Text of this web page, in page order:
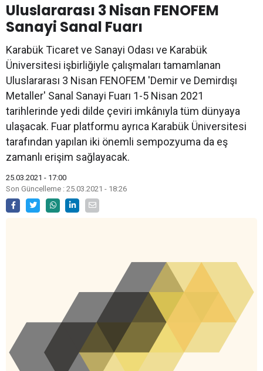
Uluslararası 3 Nisan FENOFEM
Sanayi Sanal Fuarı
Karabük Ticaret ve Sanayi Odası ve Karabük
Üniversitesi işbirliğiyle çalışmaları tamamlanan
Uluslararası 3 Nisan FENOFEM 'Demir ve Demirdışı
Metaller' Sanal Sanayi Fuarı 1-5 Nisan 2021
tarihlerinde yedi dilde çeviri imkânıyla tüm dünyaya
ulaşacak. Fuar platformu ayrıca Karabük Üniversitesi
tarafından yapılan iki önemli sempozyuma da eş
zamanlı erişim sağlayacak.
25.03.2021 - 17:00
Son Güncelleme : 25.03.2021 - 18:26